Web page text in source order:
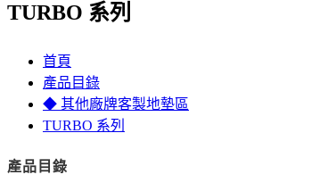
TURBO 系列
首頁
產品目錄
◆ 其他廠牌客製地墊區
TURBO 系列
產品目錄